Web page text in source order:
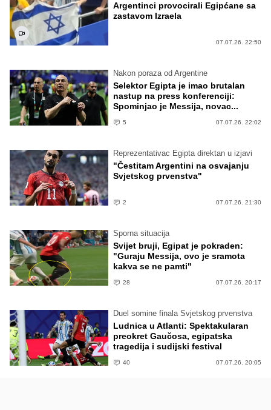
Argentinci provocirali Egipćane sa
zastavom Izraela
07.07.26. 22:50
Nakon poraza od Argentine
Selektor Egipta je imao brutalan
nastup na press konferenciji:
Spominjao je Messija, novac...
5 07.07.26. 22:02
Reprezentativac Egipta direktan u izjavi
"Čestitam Argentini na osvajanju
Svjetskog prvenstva"
2 07.07.26. 21:30
Sporna situacija
Svijet bruji, Egipat je pokraden:
"Guraju Messija, ovo je sramota
kakva se ne pamti"
28 07.07.26. 20:17
Duel somine finala Svjetskog prvenstva
Ludnica u Atlanti: Spektakularan
preokret Gaučosa, egipatska
tragedija i sudijski festival
40 07.07.26. 20:05